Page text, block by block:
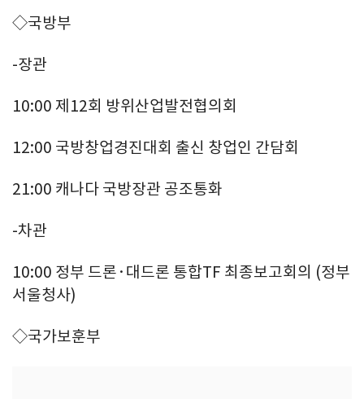
◇국방부
-장관
10:00 제12회 방위산업발전협의회
12:00 국방창업경진대회 출신 창업인 간담회
21:00 캐나다 국방장관 공조통화
-차관
10:00 정부 드론·대드론 통합TF 최종보고회의 (정부
서울청사)
◇국가보훈부